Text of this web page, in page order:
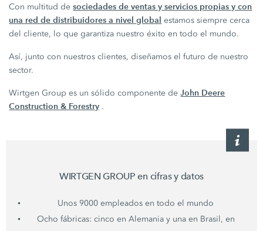
Con multitud desociedades de ventas y servicios propias y con
una red de distribuidores a nivel global estamos siempre cerca
del cliente, lo que garantiza nuestro éxito en todo el mundo.
Así, junto con nuestros clientes, diseñamos el futuro de nuestro
sector.
Wirtgen Group es un sólido componente deJohn Deere
Construction & Forestry .
WIRTGEN GROUP en cifras y datos
Unos 9000 empleados en todo el mundo
Ocho fábricas: cinco en Alemania y una en Brasil, en